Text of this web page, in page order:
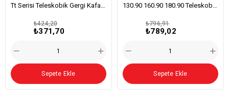
Tt Serisi Teleskobik Gergi Kafası
₺371,70
₺424,20
Sepete Ekle
130.90 160.90 180.90 Teleskobik
₺789,02
₺796,91
Sepete Ekle